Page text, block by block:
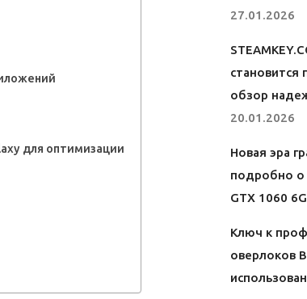
для оптимизации
27.01.2026
становится
обзор
20.01.2026
Новая эра
подробно о
GTX 1060
Ключ к
оверлоков